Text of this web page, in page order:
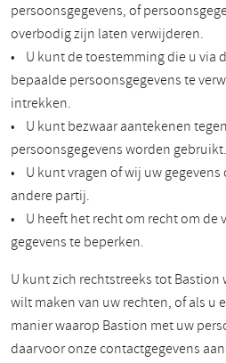
persoonsgegevens, of
overbodig zijn laten verwijderen.
• U kunt de toestemming die u via
bepaalde persoonsgegevens te
intrekken.
• U kunt bezwaar aantekenen
persoonsgegevens worden gebruikt.
• U kunt vragen of wij uw
andere partij.
• U heeft het recht om recht om de
gegevens te beperken.
U kunt zich rechtstreeks tot
wilt maken van uw rechten, of als u
manier waarop Bastion met uw
daarvoor onze contactgegevens